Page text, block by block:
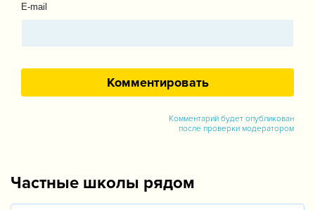
E-mail
Комментарий будет опубликован
после проверки модератором
Частные школы рядом